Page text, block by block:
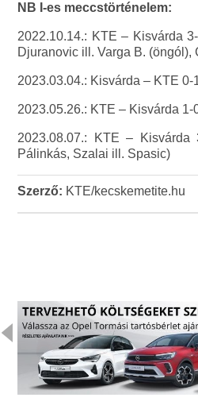
NB I-es meccstörténelem:
2022.10.14.: KTE – Kisvárda
Djuranovic ill. Varga B. (öngól),
2023.03.04.: Kisvárda – KTE 0-
2023.05.26.: KTE – Kisvárda 1-
2023.08.07.: KTE – Kisvárda
Pálinkás, Szalai ill. Spasic)
Szerző: KTE/kecskemetite.hu